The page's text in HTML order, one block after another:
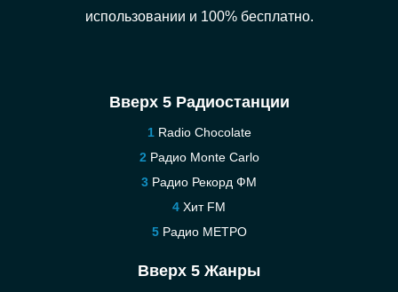
использовании и 100% бесплатно.
Вверх 5 Радиостанции
Radio Chocolate
Радио Monte Carlo
Радио Рекорд ФМ
Хит FM
Радио МЕТРО
Вверх 5 Жанры